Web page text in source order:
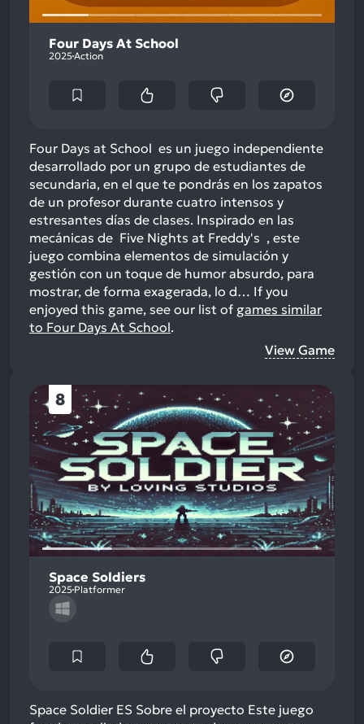
Four Days At School
2025Action
Four Days at School es un juego independiente
desarrollado por un grupo de estudiantes de
secundaria, en el que te pondrás en los zapatos
de un profesor durante cuatro intensos y
estresantes días de clases. Inspirado en las
mecánicas de Five Nights at Freddy's , este
juego combina elementos de simulación y
gestión con un toque de humor absurdo, para
mostrar, de forma exagerada, lo d… If you
enjoyed this game, see our list of games similar
to Four Days At School.
View Game
8
Space Soldiers
2025 Platformer
Space Soldier ES Sobre el proyecto Este juego